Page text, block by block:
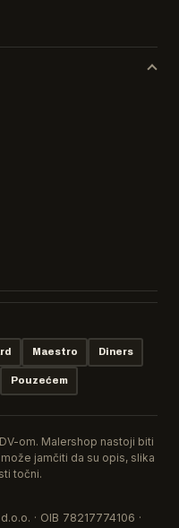
Maestro Diners
Pouzećem
om. Malershop nastoji biti
jamčiti da su opis, slika
točni.
· OIB 78217774106 ·